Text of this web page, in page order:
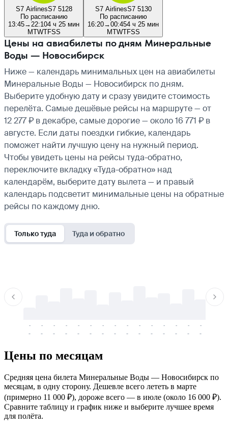
S7 AirlinesS7 5128
По расписанию
13:45→ 22:104 ч 25 мин
MTWTFSS
S7 AirlinesS7 5130
По расписанию
16:20→00:454 ч 25 мин
MTWTFSS
Цены на авиабилеты по дням Минеральные
Воды — Новосибирск
Ниже — календарь минимальных цен на авиабилеты
Минеральные Воды — Новосибирск по дням.
Выберите удобную дату и сразу увидите стоимость
перелёта. Самые дешёвые рейсы на маршруте — от
12 277 ₽ в декабре, самые дорогие — около 16 771 ₽ в
августе. Если даты поездки гибкие, календарь
поможет найти лучшую цену на нужный период.
Чтобы увидеть цены на рейсы туда-обратно,
переключите вкладку «Туда-обратно» над
календарём, выберите дату вылета — и правый
календарь подсветит минимальные цены на обратные
рейсы по каждому дню.
Только туда Туда и обратно
-
-
-
-
-
-
-
-
-
-
-
-
-
-
-
-
-
-
-
-
-
-
-
-
-
-
-
-
-
-
Цены по месяцам
Средняя цена билета Минеральные Воды — Новосибирск по
месяцам, в одну сторону. Дешевле всего лететь в марте
(примерно 11 000 ₽), дороже всего — в июле (около 16 000 ₽).
Сравните таблицу и график ниже и выберите лучшее время
для полёта.